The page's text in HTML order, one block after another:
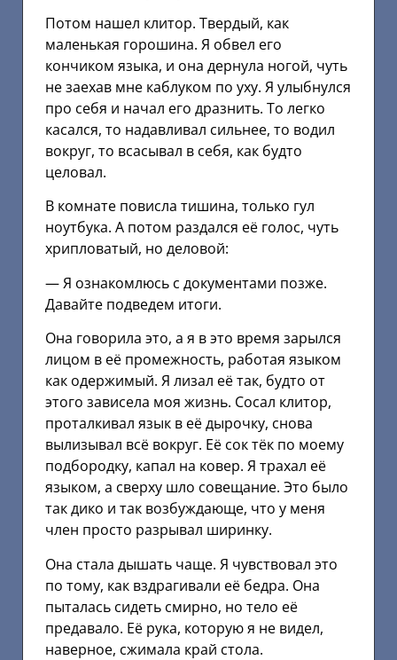
Потом нашел клитор. Твердый, как
маленькая горошина. Я обвел его
кончиком языка, и она дернула ногой, чуть
не заехав мне каблуком по уху. Я улыбнулся
про себя и начал его дразнить. То легко
касался, то надавливал сильнее, то водил
вокруг, то всасывал в себя, как будто
целовал.
В комнате повисла тишина, только гул
ноутбука. А потом раздался её голос, чуть
хрипловатый, но деловой:
— Я ознакомлюсь с документами позже.
Давайте подведем итоги.
Она говорила это, а я в это время зарылся
лицом в её промежность, работая языком
как одержимый. Я лизал её так, будто от
этого зависела моя жизнь. Сосал клитор,
проталкивал язык в её дырочку, снова
вылизывал всё вокруг. Её сок тёк по моему
подбородку, капал на ковер. Я трахал её
языком, а сверху шло совещание. Это было
так дико и так возбуждающе, что у меня
член просто разрывал ширинку.
Она стала дышать чаще. Я чувствовал это
по тому, как вздрагивали её бедра. Она
пыталась сидеть смирно, но тело её
предавало. Её рука, которую я не видел,
наверное, сжимала край стола.